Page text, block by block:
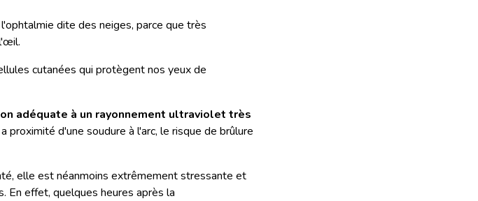
l'ophtalmie dite des neiges, parce que très
cutanées qui protègent nos yeux de
adéquate à un rayonnement ultraviolet très
proximité d'une soudure à l'arc, le risque de brûlure
elle est néanmoins extrêmement stressante et
En effet, quelques heures après la